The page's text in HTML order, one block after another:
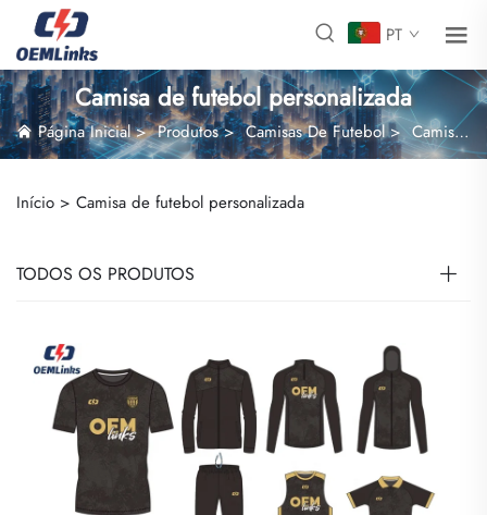
PT
Camisa de futebol personalizada
Página Inicial>Produtos>Camisas De Futebol> Camisa de futebol personalizada
Início > Camisa de futebol personalizada
TODOS OS PRODUTOS